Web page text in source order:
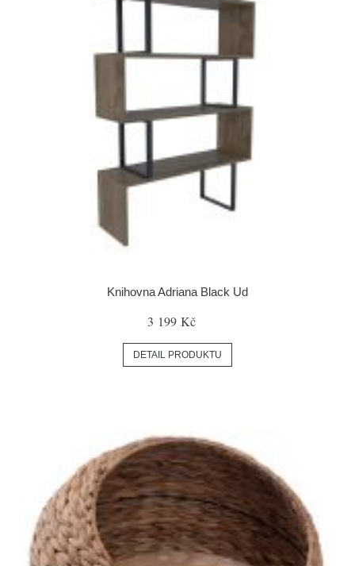
Knihovna Adriana Black Ud
3 199 Kč
DETAIL PRODUKTU